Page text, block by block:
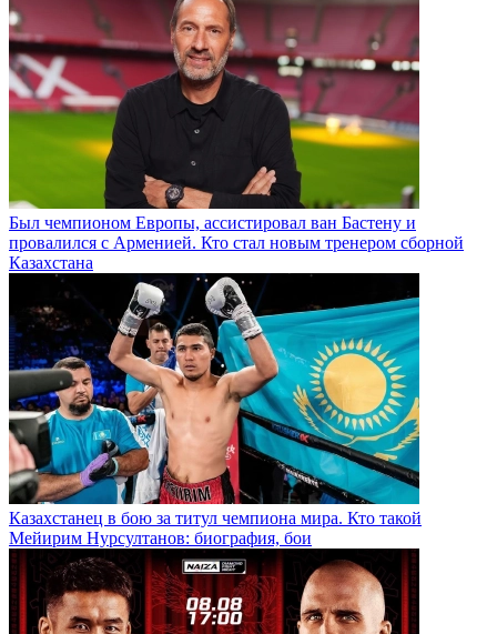
Был чемпионом Европы, ассистировал ван Бастену и
провалился с Арменией. Кто стал новым тренером сборной
Казахстана
Казахстанец в бою за титул чемпиона мира. Кто такой
Мейирим Нурсултанов: биография, бои